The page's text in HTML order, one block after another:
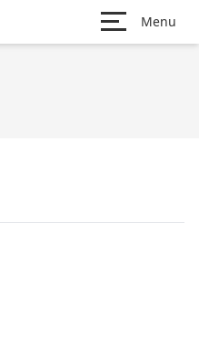
Menu